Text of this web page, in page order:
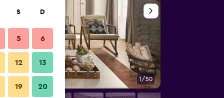
1/50
S D
5 6
12 13
19 20